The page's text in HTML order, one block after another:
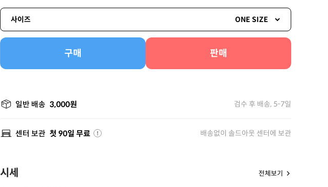
사이즈 ONE SIZE
구매 판매
일반 배송 3,000원 검수 후 배송, 5-7일
센터 보관 첫 90일 무료 배송없이 솔드아웃 센터에 보관
시세 전체보기